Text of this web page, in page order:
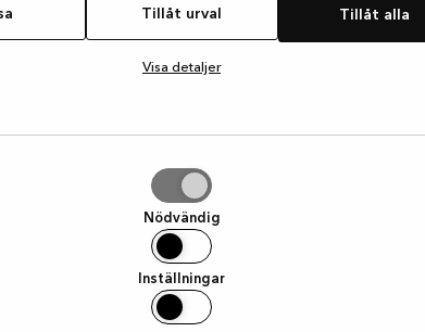
Tillåt urval Tillåt alla
Visa detaljer
Nödvändig
Inställningar